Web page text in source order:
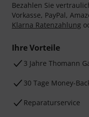
Bezahlen Sie
Vorkasse, PayPal,
Klarna Ratenzahlung
Ihre Vorteile
3 Jahre Thomann
30 Tage Money-
Reparaturservice